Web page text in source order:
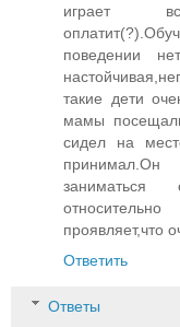
играет
поведении
такие дети
мамы
сидел на
заниматься
проявляет,что
Ответить
Ответы